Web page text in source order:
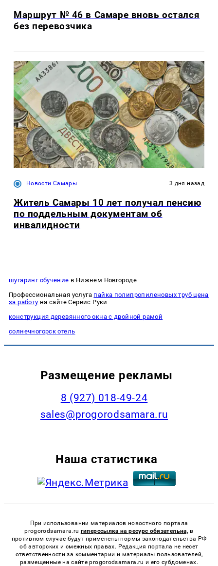
Маршрут № 46 в Самаре вновь остался
без перевозчика
Новости Самары 3 дня назад
Житель Самары 10 лет получал пенсию
по поддельным документам об
инвалидности
шугаринг обучение в Нижнем Новгороде
Профессиональная услуга пайка полипропиленовых труб цена
за работу на сайте Сервис Руки
конструкция деревянного окна с двойной рамой
солнечногорск отель
Размещение рекламы
8 (927) 018-49-24
sales@progorodsamara.ru
Наша статистика
При использовании материалов новостного портала
progorodsamara.ru гиперссылка на ресурс обязательна, в
противном случае будут применены нормы законодательства РФ
об авторских и смежных правах. Редакция портала не несет
ответственности за комментарии и материалы пользователей,
размещенные на сайте progorodsamara.ru и его субдоменах.